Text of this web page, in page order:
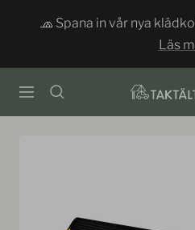
🧢 Spana in vår nya
Läs
Navigaatio